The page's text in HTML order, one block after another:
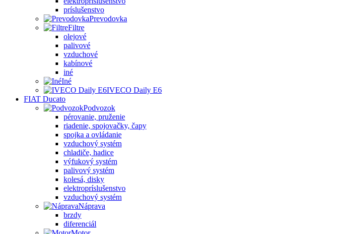
príslušenstvo
Prevodovka
Filtre
olejové
palivové
vzduchové
kabínové
iné
Iné
IVECO Daily E6
FIAT Ducato
Podvozok
pérovanie, pruženie
riadenie, spojovačky, čapy
spojka a ovládanie
vzduchový systém
chladiče, hadice
výfukový systém
palivový systém
kolesá, disky
elektropríslušenstvo
vzduchový systém
Náprava
brzdy
diferenciál